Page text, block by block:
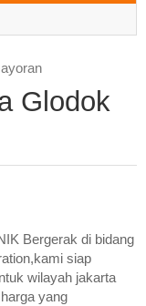
Glodok
Bergerak di bidang
siap
wilayah jakarta
yang